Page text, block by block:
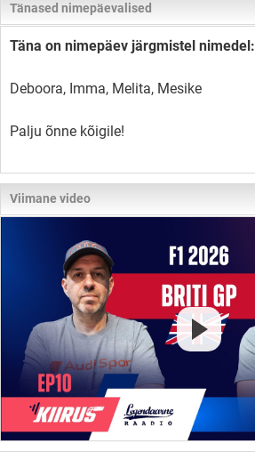
Tänased nimepäevalised
Täna on nimepäev järgmistel nimedel:
Deboora, Imma, Melita, Mesike
Palju õnne kõigile!
Viimane video